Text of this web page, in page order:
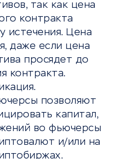
так как цена
контракта
истечения. Цена
даже если цена
просядет до
контракта.
позволяют
капитал,
во фьючерсы
и/или на